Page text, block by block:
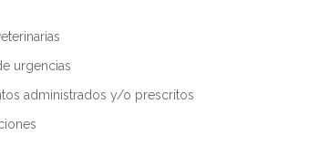
urgencias
administrados y/o prescritos